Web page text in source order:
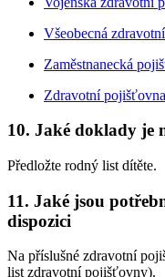
Všeobecná
Zaměstnanecká
Zdravotní
10. Jaké doklady je
Předložte rodný list dítěte.
11. Jaké jsou
dispozici
Na příslušné zdravotní
list zdravotní pojišťovny).